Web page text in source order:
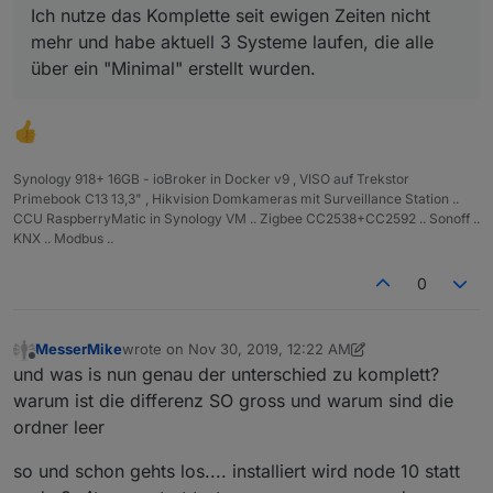
Ich nutze das Komplette seit ewigen Zeiten nicht
mehr und habe aktuell 3 Systeme laufen, die alle
über ein "Minimal" erstellt wurden.
Synology 918+ 16GB - ioBroker in Docker v9 , VISO auf Trekstor
Primebook C13 13,3" , Hikvision Domkameras mit Surveillance Station ..
CCU RaspberryMatic in Synology VM .. Zigbee CC2538+CC2592 .. Sonoff ..
KNX .. Modbus ..
0
Offline
MesserMikewrote on Nov 30, 2019, 12:22 AM
last edited by MesserMikeNov 30, 2019, 1:32 AM
und was is nun genau der unterschied zu komplett?
warum ist die differenz SO gross und warum sind die
ordner leer
so und schon gehts los.... installiert wird node 10 statt